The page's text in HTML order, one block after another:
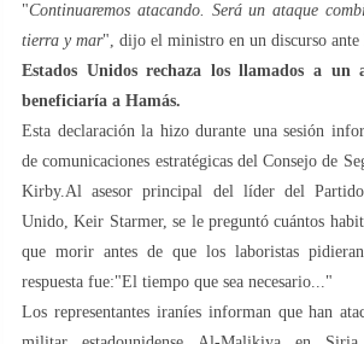
"Continuaremos atacando. Será un ataque
tierra y mar", dijo el ministro en un discurso ante
Estados Unidos rechaza los llamados a un
beneficiaría a Hamás.
Esta declaración la hizo durante una sesión
de comunicaciones estratégicas del Consejo de
Kirby.Al asesor principal del líder del
Unido, Keir Starmer, se le preguntó cuántos
que morir antes de que los laboristas
respuesta fue:"El tiempo que sea necesario..."
Los representantes iraníes informan que han